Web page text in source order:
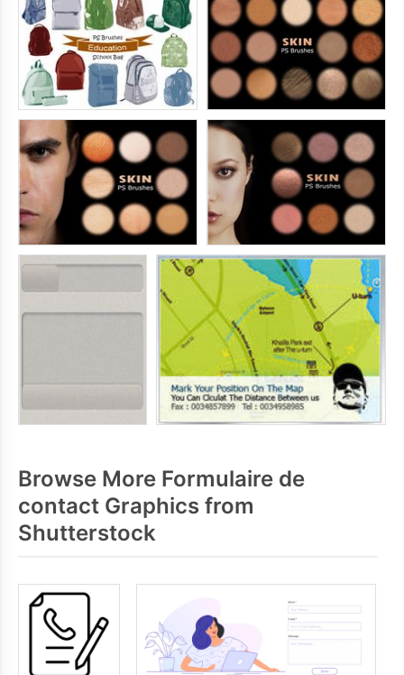
Browse More Formulaire de
contact Graphics from
Shutterstock